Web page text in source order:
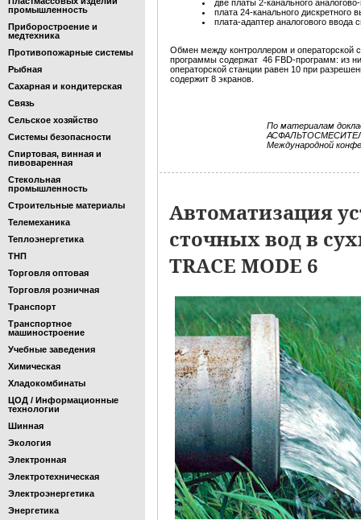
промышленность
Приборостроение и
медтехника
Противопожарные системы
Рыбная
Сахарная и кондитерская
Связь
Сельское хозяйство
Системы безопасности
Спиртовая, винная и
пивоваренная
Стекольная
промышленность
Строительные материалы
Телемеханика
Теплоэнергетика
ТНП
Торговля оптовая
Торговля розничная
Транспорт
Транспортное
машиностроение
Учебные заведения
Химическая
Хладокомбинаты
ЦОД / Информационные
технологии
Шинная
Экология
Электронная
Электротехническая
Электроэнергетика
Энергетика
две платы 2-канального
плата 24-канального
плата-адаптер аналогового
Обмен между контроллером и операторской
программы содержат 46 FBD-программ: из
операторской станции равен 10 при
содержит 8 экранов.
По материалам
Международной
Автоматизация
сточных вод в
TRACE MODE 6